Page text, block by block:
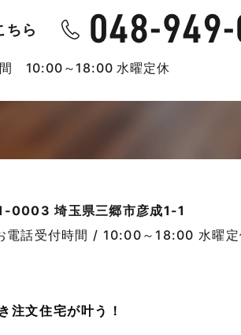
ちら
10:00～18:00 水曜定休
0003 埼玉県三郷市彦成1-1
電話受付時間 / 10:00～18:00 水曜
注文住宅が叶う！